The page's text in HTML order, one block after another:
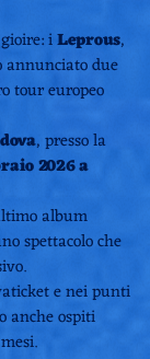
iLeprous,
annunciato due
tour europeo
, presso la
2026 a
album
spettacolo che
e nei punti
anche ospiti